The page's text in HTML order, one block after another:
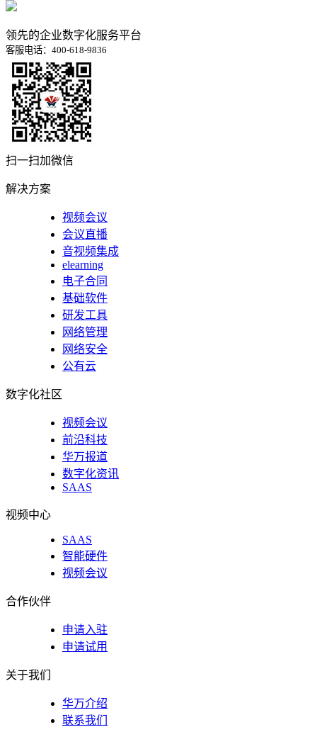
领先的企业数字化服务平台
客服电话：400-618-9836
扫一扫加微信
解决方案
视频会议
会议直播
音视频集成
elearning
电子合同
基础软件
研发工具
网络管理
网络安全
公有云
数字化社区
视频会议
前沿科技
华万报道
数字化资讯
SAAS
视频中心
SAAS
智能硬件
视频会议
合作伙伴
申请入驻
申请试用
关于我们
华万介绍
联系我们